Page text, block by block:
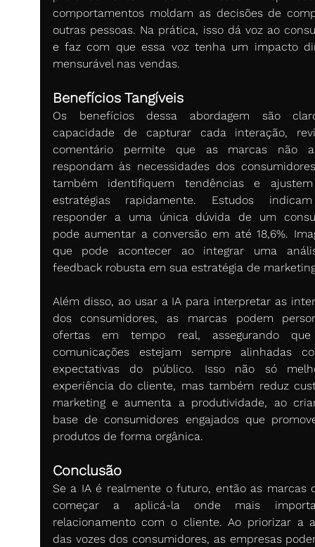
comportamentos moldam as decisões de
outras pessoas. Na prática, isso dá voz ao
e faz com que essa voz tenha um impacto
mensurável nas vendas.
Benefícios Tangíveis
Os benefícios dessa abordagem são
capacidade de capturar cada interação,
comentário permite que as marcas não
respondam às necessidades dos
também identifiquem tendências e
estratégias rapidamente. Estudos
responder a uma única dúvida de um
pode aumentar a conversão em até 18,6%.
que pode acontecer ao integrar uma
feedback robusta em sua estratégia de
Além disso, ao usar a IA para interpretar as
dos consumidores, as marcas podem
ofertas em tempo real, assegurando
comunicações estejam sempre alinhadas
expectativas do público. Isso não só
experiência do cliente, mas também reduz
marketing e aumenta a produtividade, ao
base de consumidores engajados que
produtos de forma orgânica.
Conclusão
Se a IA é realmente o futuro, então as marcas
começar a aplicá-la onde mais
relacionamento com o cliente. Ao priorizar a
das vozes dos consumidores, as empresas